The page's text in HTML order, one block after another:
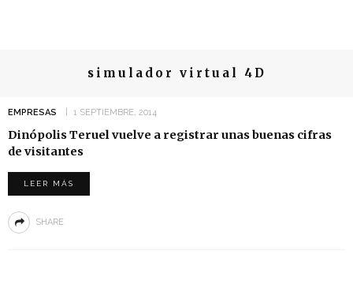
simulador virtual 4D
EMPRESAS 1 SEPTIEMBRE, 2014
Dinópolis Teruel vuelve a registrar unas buenas cifras
de visitantes
LEER MÁS
SHARE